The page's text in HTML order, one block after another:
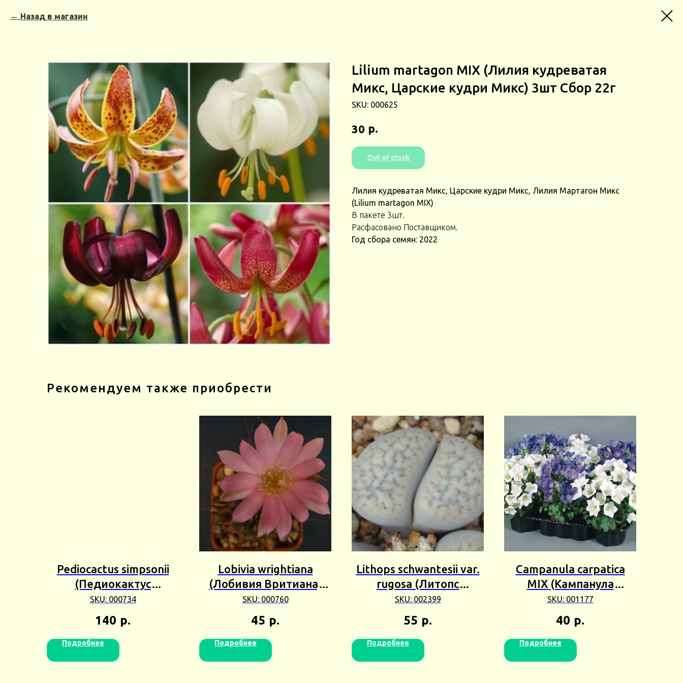
Назад в магазин
Lilium martagon MIX (Лилия кудреватая
Микс, Царские кудри Микс) 3шт Сбор 22г
SKU: 000625
30 р.
Out of stock
Лилия кудреватая Микс, Царские кудри Микс, Лилия Мартагон Микс
(Lilium martagon MIX)
В пакете 3шт.
Расфасовано Поставщиком.
Год сбора семян: 2022
Рекомендуем также приобрести
Pediocactus simpsonii
(Педиокактус
Симпсона) 2шт Сбор
25г
SKU: 000734
140 р.
Подробнее
Lobivia wrightiana
(Лобивия Вритиана)
3+шт Сбор 25г
SKU: 000760
45 р.
Подробнее
Lithops schwantesii var.
rugosa (Литопс
Швантеса Ругоза) 5+шт
Сбор 24г
SKU: 002399
55 р.
Подробнее
Campanula carpatica
MIX (Кампанула
карпатская Микс) 5+шт
Сбор 24г
SKU: 001177
40 р.
Подробнее